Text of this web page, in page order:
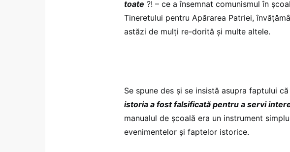
toate ?! – ce a însemnat comunismul în
Tineretului pentru Apărarea Patriei,
astăzi de mulți re-dorită și multe altele.
Se spune des și se insistă asupra faptului
istoria a fost falsificată pentru a servi
manualul de școală era un instrument
evenimentelor și faptelor istorice.